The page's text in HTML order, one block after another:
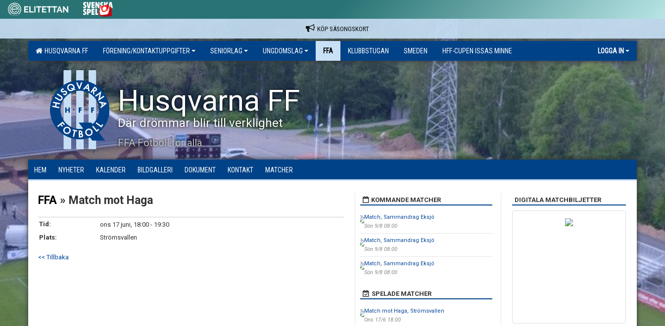
KÖP SÄSONGSKORT
HUSQVARNA FF FÖRENING/KONTAKTUPPGIFTER SENIORLAG UNGDOMSLAG FFA KLUBBSTUGAN SMEDEN HFF-CUPEN ISSAS MINNE LOGGA IN
Husqvarna FF
Där drömmar blir till verklighet
FFA Fotboll för alla
HEM NYHETER KALENDER BILDGALLERI DOKUMENT KONTAKT MATCHER
FFA » Match mot Haga
Tid:
ons 17 juni, 18:00 - 19:30
Plats:
Strömsvallen
<< Tillbaka
KOMMANDE MATCHER
Match, Sammandrag Eksjö
Sön 9/8 08:00
Match, Sammandrag Eksjö
Sön 9/8 08:00
Match, Sammandrag Eksjö
Sön 9/8 08:00
SPELADE MATCHER
Match mot Haga, Strömsvallen
Ons 17/6 18:00
DIGITALA MATCHBILJETTER